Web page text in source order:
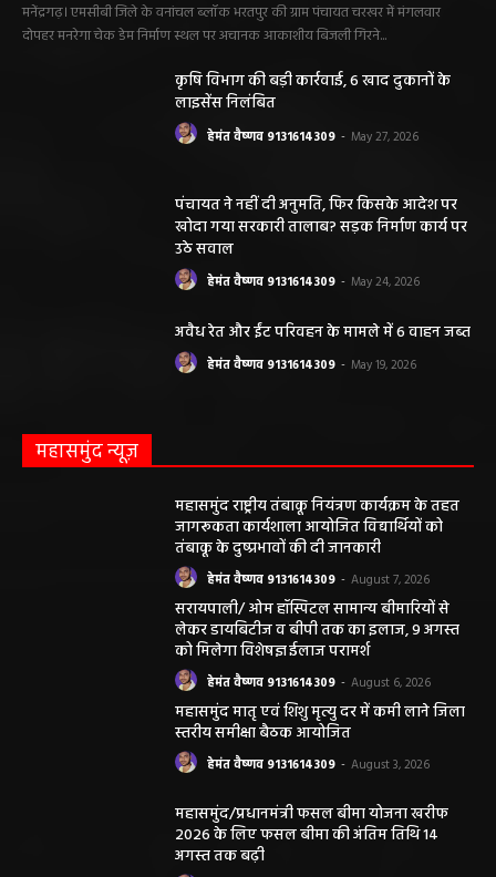
मनेंद्रगढ़। एमसीबी जिले के वनांचल ब्लॉक भरतपुर की ग्राम पंचायत चरखर में मंगलवार
दोपहर मनरेगा चेक डेम निर्माण स्थल पर अचानक आकाशीय बिजली गिरने...
कृषि विभाग की बड़ी कार्रवाई, 6 खाद दुकानों के
लाइसेंस निलंबित
हेमंत वैष्णव 9131614309 - May 27, 2026
पंचायत ने नहीं दी अनुमति, फिर किसके आदेश पर
खोदा गया सरकारी तालाब? सड़क निर्माण कार्य पर
उठे सवाल
हेमंत वैष्णव 9131614309 - May 24, 2026
अवैध रेत और ईंट परिवहन के मामले में 6 वाहन जब्त
हेमंत वैष्णव 9131614309 - May 19, 2026
महासमुंद न्यूज़
महासमुंद राष्ट्रीय तंबाकू नियंत्रण कार्यक्रम के तहत
जागरूकता कार्यशाला आयोजित विद्यार्थियों को
तंबाकू के दुष्प्रभावों की दी जानकारी
हेमंत वैष्णव 9131614309 - August 7, 2026
सरायपाली/ ओम हॉस्पिटल सामान्य बीमारियों से
लेकर डायबिटीज व बीपी तक का इलाज, 9 अगस्त
को मिलेगा विशेषज्ञ ईलाज परामर्श
हेमंत वैष्णव 9131614309 - August 6, 2026
महासमुंद मातृ एवं शिशु मृत्यु दर में कमी लाने जिला
स्तरीय समीक्षा बैठक आयोजित
हेमंत वैष्णव 9131614309 - August 3, 2026
महासमुंद/प्रधानमंत्री फसल बीमा योजना खरीफ
2026 के लिए फसल बीमा की अंतिम तिथि 14
अगस्त तक बढ़ी